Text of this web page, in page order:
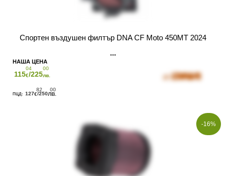
Спортен въздушен филтър DNA CF Moto 450MT 2024
115
04
€/225
00
лв.
127
82
€/250
00
ЛВ.
-16%